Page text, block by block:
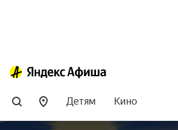
Детям Кино